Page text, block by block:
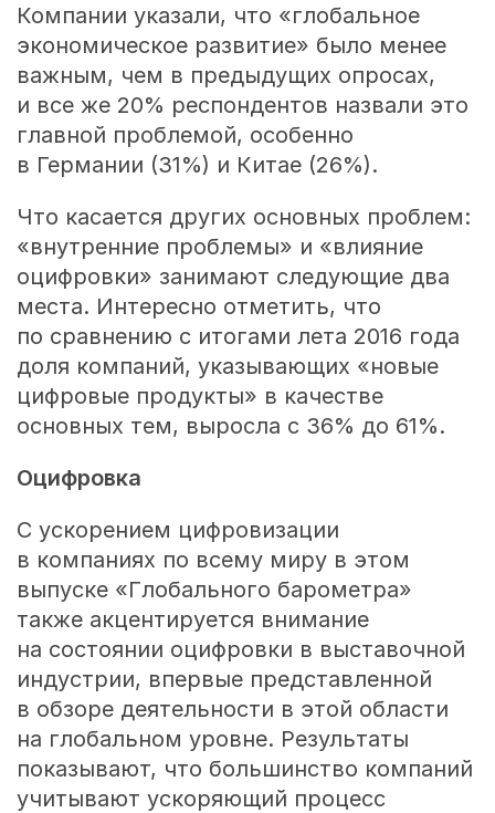
Компании указали, что «глобальное
экономическое развитие» было менее
важным, чем в предыдущих опросах,
и все же 20% респондентов назвали это
главной проблемой, особенно
в Германии (31%) и Китае (26%).
Что касается других основных проблем:
«внутренние проблемы» и «влияние
оцифровки» занимают следующие два
места. Интересно отметить, что
по сравнению с итогами лета 2016 года
доля компаний, указывающих «новые
цифровые продукты» в качестве
основных тем, выросла с 36% до 61%.
Оцифровка
С ускорением цифровизации
в компаниях по всему миру в этом
выпуске «Глобального барометра»
также акцентируется внимание
на состоянии оцифровки в выставочной
индустрии, впервые представленной
в обзоре деятельности в этой области
на глобальном уровне. Результаты
показывают, что большинство компаний
учитывают ускоряющий процесс